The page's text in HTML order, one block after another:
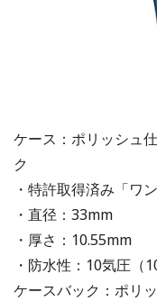
ケース：ポリッシュ
ク
・特許取得済み「ワ
・直径：33mm
・厚さ：10.55mm
・防水性：10気圧（
ケースバック：ポリ